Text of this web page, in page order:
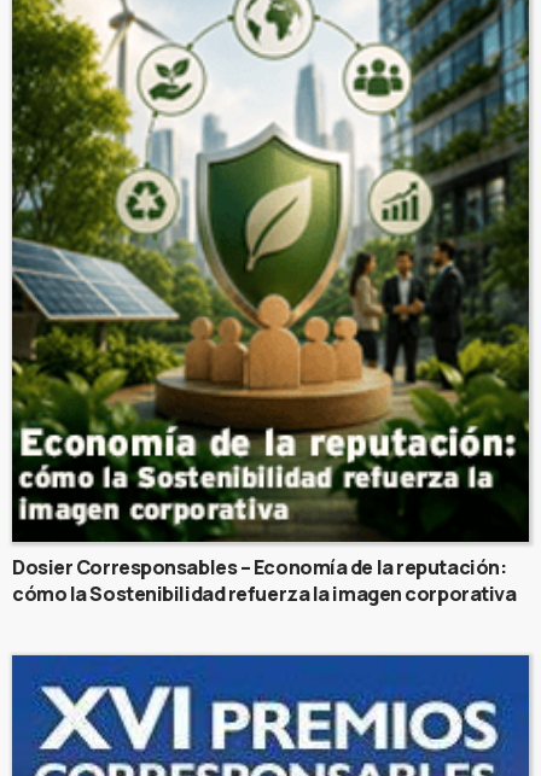
Dosier Corresponsables – Economía de la reputación:
cómo la Sostenibilidad refuerza la imagen corporativa